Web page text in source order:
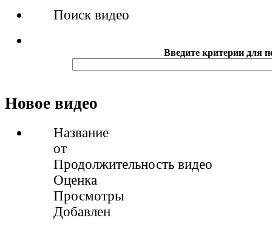
Поиск видео
Введите критерии для
Новое видео
Название
от
Продолжительность видео
Оценка
Просмотры
Добавлен